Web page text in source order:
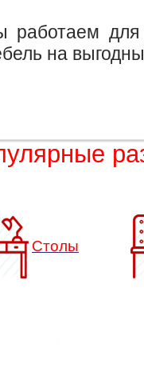
работаем для
на
Столы